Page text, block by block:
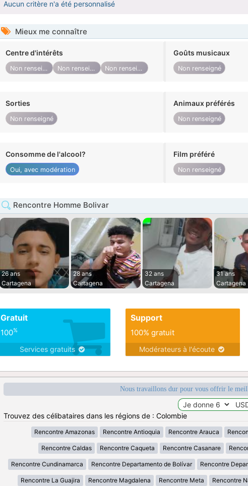
Aucun critère n'a été personnalisé
Mieux me connaître
Centre d'intérêts
Non renseigné Non renseigné Non renseigné
Goûts musicaux
Non renseigné
Sorties
Non renseigné
Animaux préférés
Non renseigné
Consomme de l'alcool?
Oui, avec modération
Film préféré
Non renseigné
Rencontre Homme Bolivar
26 ans
Cartagena
28 ans
Cartagena
32 ans
Cartagena
31 ans
Cartagena
Gratuit
100%
Services gratuits
Support
100% gratuit
Modérateurs à l'écoute
Nous travaillons dur pour vous offrir le
Trouvez des célibataires dans les régions de : Colombie
Rencontre Amazonas Rencontre Antioquia Rencontre Arauca
Rencontre Caldas Rencontre Caqueta Rencontre Casanare
Rencontre Cundinamarca Rencontre Departamento de Bolívar Rencontre
Rencontre La Guajira Rencontre Magdalena Rencontre Meta Rencontre